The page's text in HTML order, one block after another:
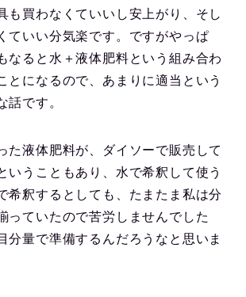
も買わなくていいし安上がり、そし
ていい分気楽です。ですがやっぱ
なると水＋液体肥料という組み合わ
とになるので、あまりに適当という
話です。
た液体肥料が、ダイソーで販売して
いうこともあり、水で希釈して使う
希釈するとしても、たまたま私は分
っていたので苦労しませんでした
分量で準備するんだろうなと思いま